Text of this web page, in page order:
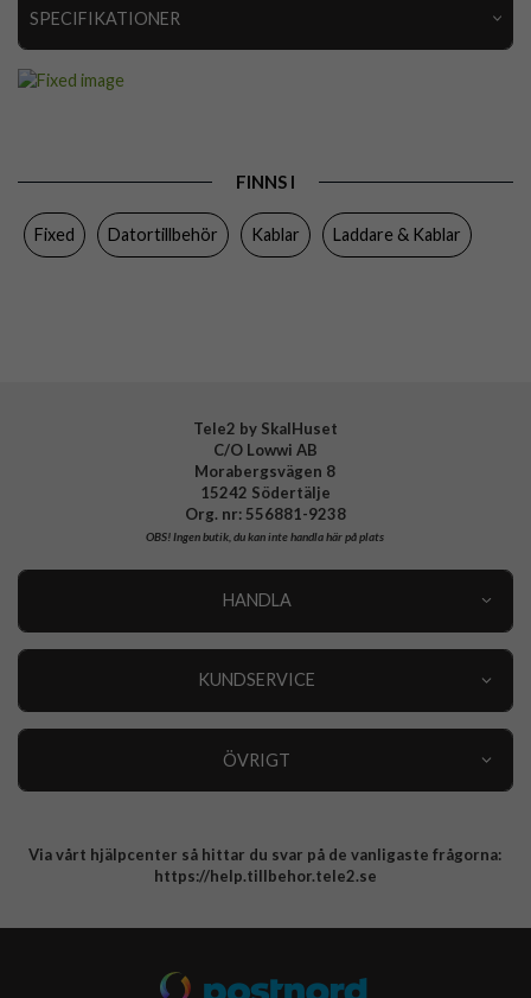
SPECIFIKATIONER
Tillverkarens art nr FIXHU-CHDMI-GR
FINNS I
Fixed Datortillbehör Kablar Laddare & Kablar
Tele2 by SkalHuset
C/O Lowwi AB
Morabergsvägen 8
15242 Södertälje
Org. nr: 556881-9238
OBS!Ingen butik, du kan inte handla här på plats
HANDLA
KUNDSERVICE
ÖVRIGT
Integritetspolicy
Via vårt hjälpcenter så hittar du svar på de vanligaste frågorna:
https://help.tillbehor.tele2.se